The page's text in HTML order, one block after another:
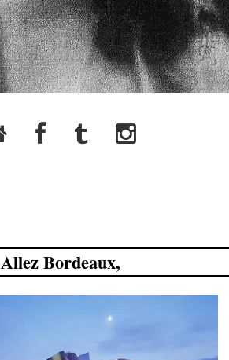
Allez Bordeaux,